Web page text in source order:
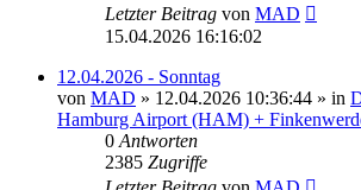
Letzter Beitrag von MAD
15.04.2026 16:16:02
12.04.2026 - Sonntag
von MAD » 12.04.2026 10:36:44 » in
Hamburg Airport (HAM) +
0 Antworten
2385 Zugriffe